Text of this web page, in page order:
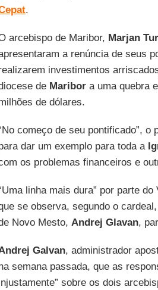
.
arcebispo de Maribor, Marjan
a renúncia de seus
investimentos
de Maribora uma quebra
de dólares.
começo de seu pontificado”, o
dar um exemplo para toda a
os problemas financeiros e
linha mais dura” por parte
se observa, segundo o
Novo Mesto, Andrej Glavan,
Galvan, administrador
semana passada, que as
sobre os dois